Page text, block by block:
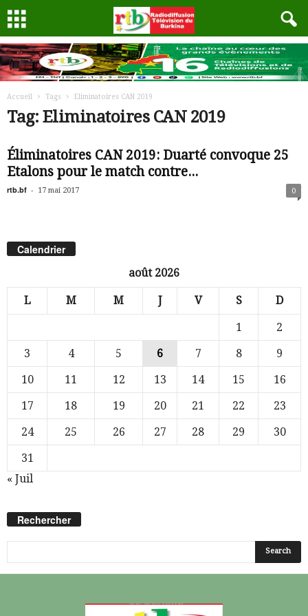
Accueil Tags Eliminatoires CAN 2019
Tag: Eliminatoires CAN 2019
Éliminatoires CAN 2019: Duarté convoque 25
Etalons pour le match contre...
rtb.bf - 17 mai 2017 0
Calendrier
août 2026
L M M J V S D
1
2
3
4 5 6 7 8
9
10
11 12 13 14 15
16
17
18 19 20 21 22
23
24
25 26 27 28 29
30
31
« Juil
Rechercher